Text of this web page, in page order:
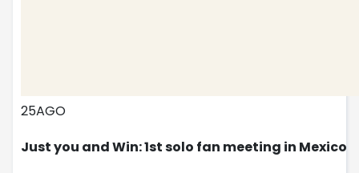
25AGO
Just you and Win: 1st solo fan meeting in Mexico